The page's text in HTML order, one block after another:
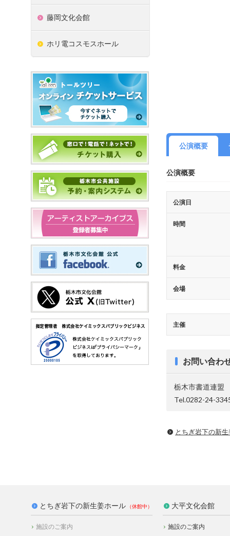
公演概要
公演概要
公演日
時間
料金
会場
主催
お問い合わ
栃木市書道連盟
Tel.0282-24-
とちぎ岩下の新
藤岡文化会館
ホリ電コスモスホール
とちぎ岩下の新生姜ホール
施設のご案内
大平文化会館
施設のご案内